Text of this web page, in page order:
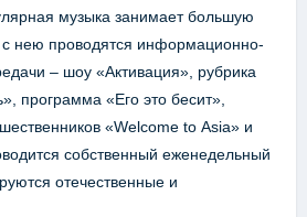
музыка занимает большую
нею проводятся информационно-
– шоу «Активация», рубрика
программа «Его это бесит»,
«Welcome to Asia» и
собственный еженедельный
отечественные и